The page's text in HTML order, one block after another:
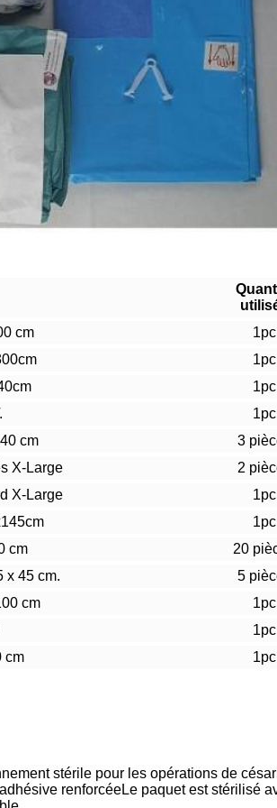
cm
1pc
1pc
1pc
1pc
cm
3
X-Large
2
X-Large
1pc
1pc
cm
20
x 45 cm.
5
cm
1pc
1pc
cm 1pc
stérile pour les opérations de
renforcéeLe paquet est stérilisé